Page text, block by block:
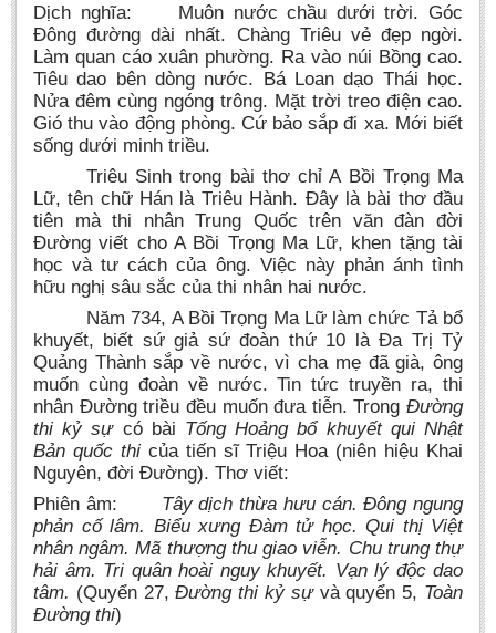
Dịch nghĩa: Muôn nước chầu dưới trời. Góc
Đông đường dài nhất. Chàng Triêu vẻ đẹp ngời.
Làm quan cáo xuân phường. Ra vào núi Bồng cao.
Tiêu dao bên dòng nước. Bá Loan dạo Thái học.
Nửa đêm cùng ngóng trông. Mặt trời treo điện cao.
Gió thu vào động phòng. Cứ bảo sắp đi xa. Mới biết
sống dưới minh triều.
Triêu Sinh trong bài thơ chỉ A Bồi Trọng Ma
Lữ, tên chữ Hán là Triêu Hành. Đây là bài thơ đầu
tiên mà thi nhân Trung Quốc trên văn đàn đời
Đường viết cho A Bồi Trọng Ma Lữ, khen tặng tài
học và tư cách của ông. Việc này phản ánh tình
hữu nghị sâu sắc của thi nhân hai nước.
Năm 734, A Bồi Trọng Ma Lữ làm chức Tả bổ
khuyết, biết sứ giả sứ đoàn thứ 10 là Đa Trị Tỷ
Quảng Thành sắp về nước, vì cha mẹ đã già, ông
muốn cùng đoàn về nước. Tin tức truyền ra, thi
nhân Đường triều đều muốn đưa tiễn. Trong Đường
thi kỷ sựcó bài Tống Hoảng bổ khuyết qui Nhật
Bản quốc thicủa tiến sĩ Triệu Hoa (niên hiệu Khai
Nguyên, đời Đường). Thơ viết:
Phiên âm: Tây dịch thừa hưu cán. Đông ngung
phản cố lâm. Biểu xưng Đàm tử học. Qui thị Việt
nhân ngâm. Mã thượng thu giao viễn. Chu trung thự
hải âm. Tri quân hoài nguy khuyết. Vạn lý độc dao
tâm. (Quyển 27,Đường thi kỷ sựvà quyển 5, Toàn
Đường thi)